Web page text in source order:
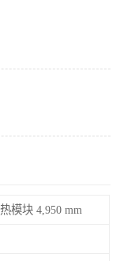
模块 4,950 mm